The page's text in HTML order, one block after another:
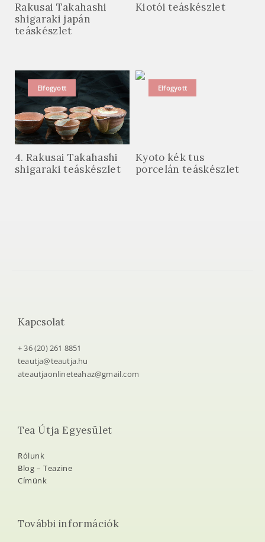
Rakusai Takahashi
shigaraki japán
teáskészlet
Kiotói teáskészlet
Elfogyott
4. Rakusai Takahashi
shigaraki teáskészlet
Elfogyott
Kyoto kék tus
porcelán teáskészlet
Kapcsolat
+ 36 (20) 261 8851
teautja@teautja.hu
ateautjaonlineteahaz@gmail.com
Tea Útja Egyesület
Rólunk
Blog – Teazine
Címünk
További információk